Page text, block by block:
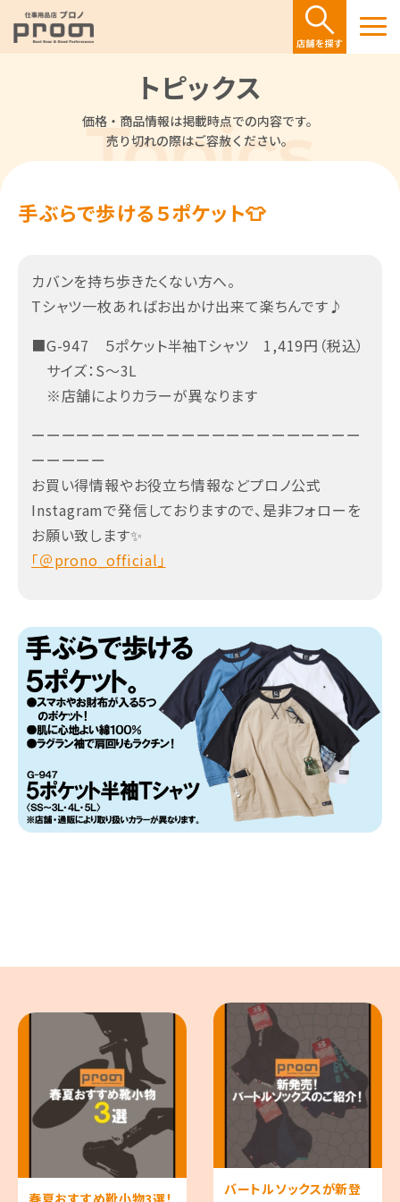
トピックス
価格・商品情報は掲載時点での内容です。
売り切れの際はご容赦ください。
手ぶらで歩ける５ポケット👕
カバンを持ち歩きたくない方へ。
Tシャツ一枚あればお出かけ出来て楽ちんです♪
■G-947 ５ポケット半袖Tシャツ 1,419円（税込）
サイズ：S～3L
※店舗によりカラーが異なります
ーーーーーーーーーーーーーーーーーーーーーー
ーーーーー
お買い得情報やお役立ち情報などプロノ公式
Instagramで発信しておりますので、是非フォローを
お願い致します✨
「＠prono_official」
春夏おすすめ靴小物3選！
バートルソックスが新登